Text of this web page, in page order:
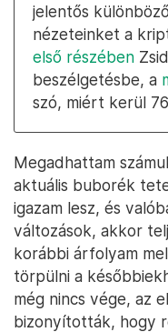
jelentős
nézeteinket a
első részében
beszélgetésbe, a
szó, miért kerül
Megadhattam
aktuális buborék
igazam lesz, és
változások, akkor
korábbi árfolyam
törpülni a
még nincs vége, az
bizonyították, hogy